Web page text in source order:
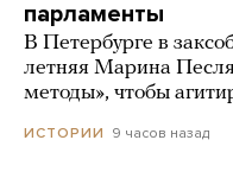
парламенты
В Петербурге в
летняя Марина
методы», чтобы
ИСТОРИИ 9 часов назад